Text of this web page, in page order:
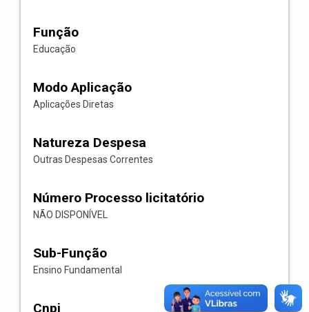
Função
Educação
Modo Aplicação
Aplicações Diretas
Natureza Despesa
Outras Despesas Correntes
Número Processo licitatório
NÃO DISPONÍVEL
Sub-Função
Ensino Fundamental
Cnpj